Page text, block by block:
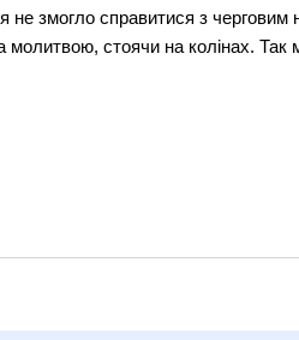
не змогло справитися з
молитвою, стоячи на колінах.